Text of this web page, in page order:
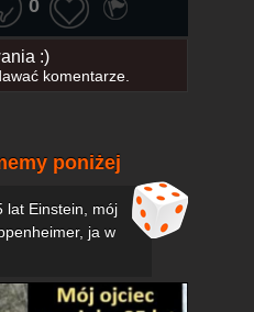
0
:)
komentarze.
poniżej
lat Einstein, mój
ja w